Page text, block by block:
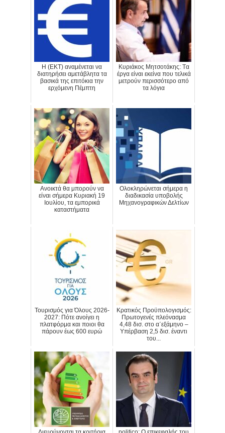
H (ΕΚΤ) αναμένεται να
διατηρήσει αμετάβλητα τα
βασικά της επιτόκια την
ερχόμενη Πέμπτη
Κυριάκος Μητσοτάκης: Tα
έργα είναι εκείνα που τελικά
μετρούν περισσότερο από
τα λόγια
Ανοικτά θα μπορούν να
είναι σήμερα Κυριακή 19
Ιουλίου, τα εμπορικά
καταστήματα
Ολοκληρώνεται σήμερα η
διαδικασία υποβολής
Μηχανογραφικών Δελτίων
Τουρισμός για Όλους 2026-
2027: Πότε ανοίγει η
πλατφόρμα και ποιοι θα
πάρουν έως 600 ευρώ
Κρατικός Προϋπολογισμός:
Πρωτογενές πλεόνασμα
4,48 δισ. στο α΄εξάμηνο –
Υπέρβαση 2,5 δισ. έναντι
του...